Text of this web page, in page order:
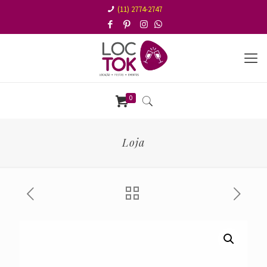
(11) 2774-2747
0
Loja